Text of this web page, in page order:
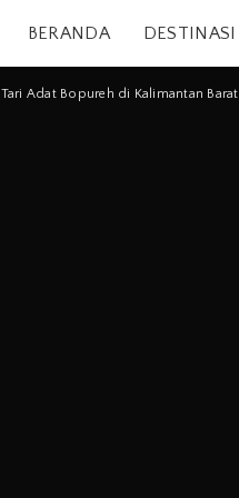
BERANDA DESTINASI
Tari Adat Bopureh di Kalimantan Barat